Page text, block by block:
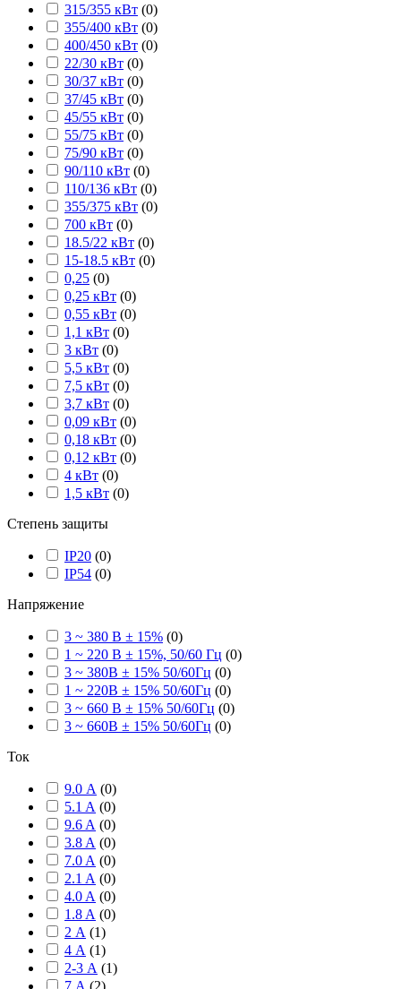
315/355 кВт (0)
355/400 кВт (0)
400/450 кВт (0)
22/30 кВт (0)
30/37 кВт (0)
37/45 кВт (0)
45/55 кВт (0)
55/75 кВт (0)
75/90 кВт (0)
90/110 кВт (0)
110/136 кВт (0)
355/375 кВт (0)
700 кВт (0)
18.5/22 кВт (0)
15-18.5 кВт (0)
0,25 (0)
0,25 кВт (0)
0,55 кВт (0)
1,1 кВт (0)
3 кВт (0)
5,5 кВт (0)
7,5 кВт (0)
3,7 кВт (0)
0,09 кВт (0)
0,18 кВт (0)
0,12 кВт (0)
4 кВт (0)
1,5 кВт (0)
Степень защиты
IP20 (0)
IP54 (0)
Напряжение
3 ~ 380 В ± 15% (0)
1 ~ 220 В ± 15%, 50/60 Гц (0)
3 ~ 380В ± 15% 50/60Гц (0)
1 ~ 220В ± 15% 50/60Гц (0)
3 ~ 660 В ± 15% 50/60Гц (0)
3 ~ 660В ± 15% 50/60Гц (0)
Ток
9.0 А (0)
5.1 A (0)
9.6 A (0)
3.8 A (0)
7.0 A (0)
2.1 A (0)
4.0 A (0)
1.8 A (0)
2 А (1)
4 А (1)
2-3 А (1)
7 А (2)